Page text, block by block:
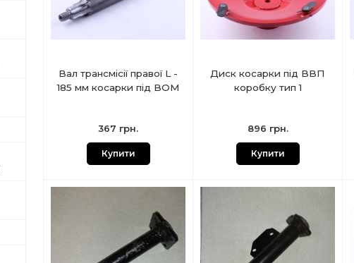
Вал трансмісії правої L -
185 мм косарки під ВОМ
367 грн.
Купити
Диск косарки під ВВП
коробку тип 1
896 грн.
Купити